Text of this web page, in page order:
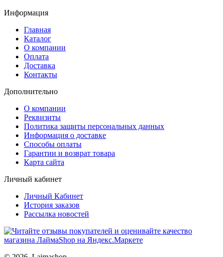
Информация
Главная
Каталог
О компании
Оплата
Доставка
Контакты
Дополнительно
О компании
Реквизиты
Политика защиты персональных данных
Информация о доставке
Способы оплаты
Гарантии и возврат товара
Карта сайта
Личный кабинет
Личный Кабинет
История заказов
Рассылка новостей